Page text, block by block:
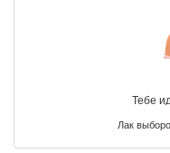
Тебе
Лак